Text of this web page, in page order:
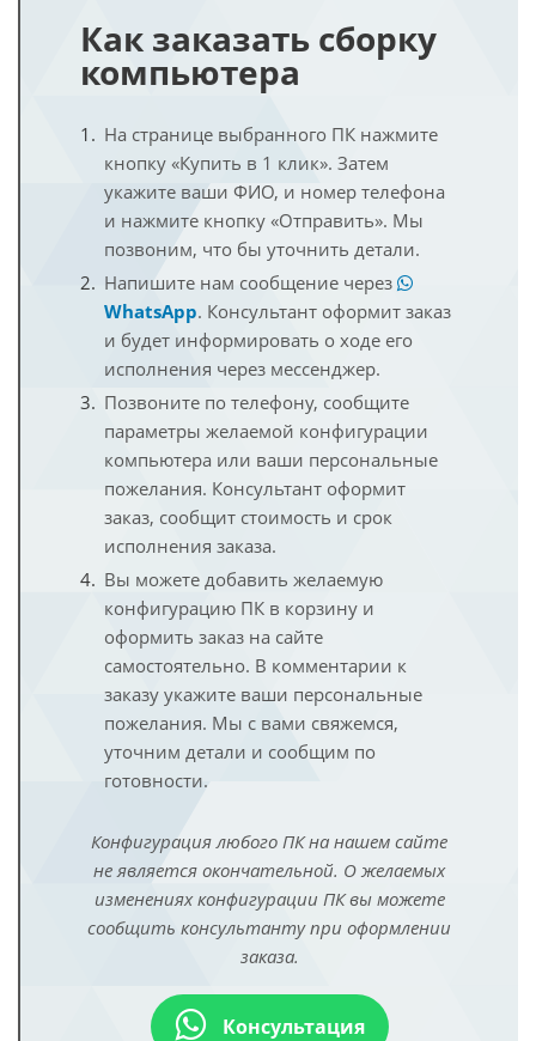
Как заказать сборку
компьютера
На странице выбранного ПК нажмите
кнопку «Купить в 1 клик». Затем
укажите ваши ФИО, и номер телефона
и нажмите кнопку «Отправить». Мы
позвоним, что бы уточнить детали.
Напишите нам сообщение через
WhatsApp. Консультант оформит заказ
и будет информировать о ходе его
исполнения через мессенджер.
Позвоните по телефону, сообщите
параметры желаемой конфигурации
компьютера или ваши персональные
пожелания. Консультант оформит
заказ, сообщит стоимость и срок
исполнения заказа.
Вы можете добавить желаемую
конфигурацию ПК в корзину и
оформить заказ на сайте
самостоятельно. В комментарии к
заказу укажите ваши персональные
пожелания. Мы с вами свяжемся,
уточним детали и сообщим по
готовности.
Конфигурация любого ПК на нашем сайте
не является окончательной. О желаемых
изменениях конфигурации ПК вы можете
сообщить консультанту при оформлении
заказа.
Консультация